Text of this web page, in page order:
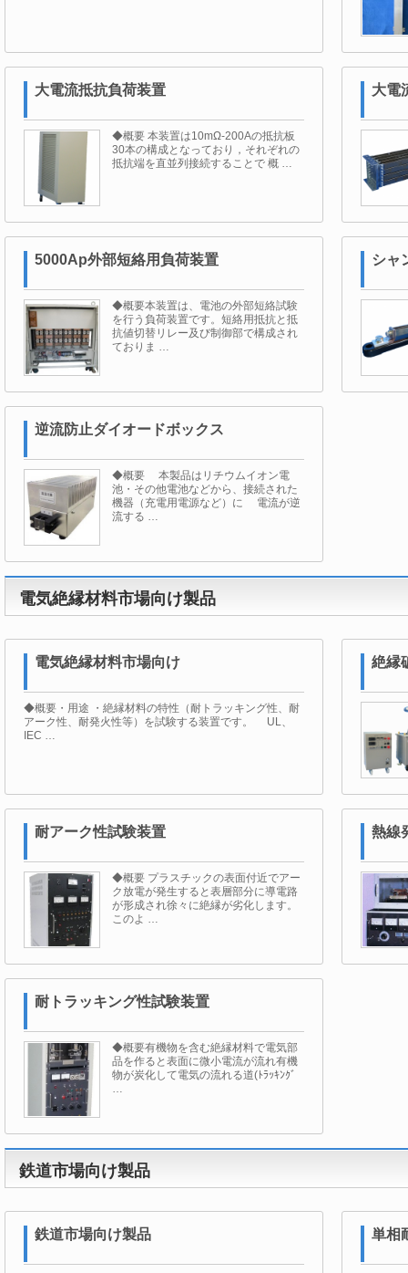
大電流抵抗負荷装置
◆概要 本装置は10mΩ-200Aの抵抗板
30本の構成となっており，それぞれの
抵抗端を直並列接続することで 概 …
大電
5000Ap外部短絡用負荷装置
◆概要本装置は、電池の外部短絡試験
を行う負荷装置です。短絡用抵抗と抵
抗値切替リレー及び制御部で構成され
ておりま …
シャ
逆流防止ダイオードボックス
◆概要 本製品はリチウムイオン電
池・その他電池などから、接続された
機器（充電用電源など）に 電流が逆
流する …
電気絶縁材料市場向け製品
電気絶縁材料市場向け
◆概要・用途 ・絶縁材料の特性（耐トラッキング性、耐
アーク性、耐発火性等）を試験する装置です。 UL、
IEC …
絶縁
耐アーク性試験装置
◆概要 プラスチックの表面付近でアー
ク放電が発生すると表層部分に導電路
が形成され徐々に絶縁が劣化します。
このよ …
熱線
耐トラッキング性試験装置
◆概要有機物を含む絶縁材料で電気部
品を作ると表面に微小電流が流れ有機
物が炭化して電気の流れる道(ﾄﾗｯｷﾝｸﾞ
…
鉄道市場向け製品
鉄道市場向け製品 単相